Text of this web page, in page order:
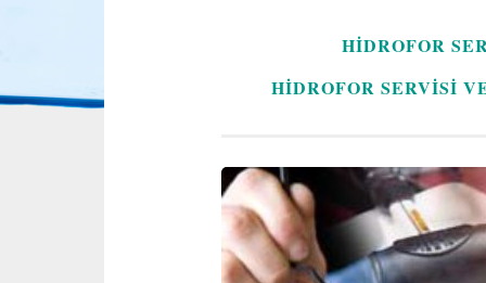
HIDROFOR
HIDROFOR SERVISI